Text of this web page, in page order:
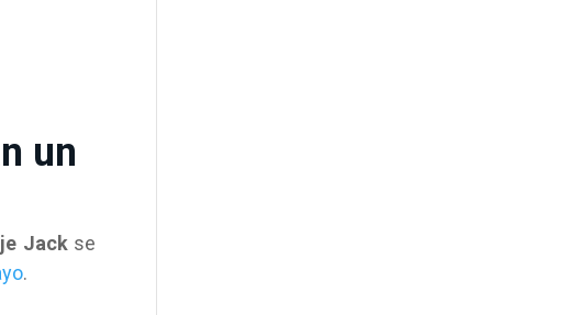
un
Jackse
.